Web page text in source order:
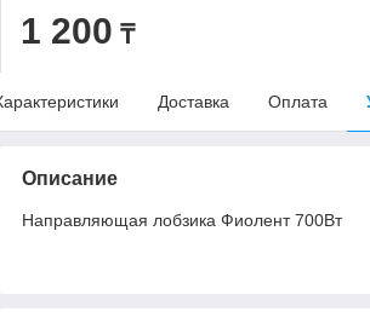
1 200 ₸
Доставка Оплата
Описание
Направляющая лобзика Фиолент 700Вт